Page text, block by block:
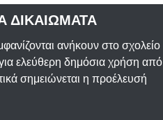
ΔΙΚΑΙΩΜΑΤΑ
ανήκουν στο σχολείο
για ελεύθερη δημόσια χρήση από
σημειώνεται η προέλευσή